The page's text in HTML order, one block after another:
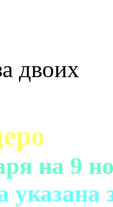
двоих
на 9